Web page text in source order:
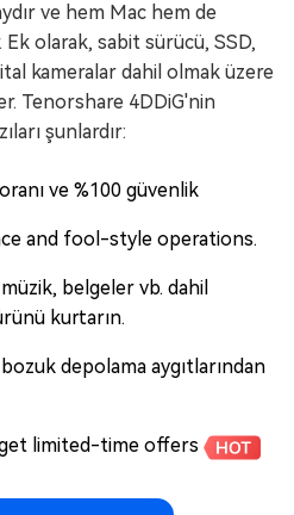
ve hem Mac hem de
Ek olarak, sabit sürücü, SSD,
kameralar dahil olmak üzere
Tenorshare 4DDiG'nin
şunlardır:
ve %100 güvenlik
and fool-style operations.
belgeler vb. dahil
kurtarın.
depolama aygıtlarından
limited-time offers